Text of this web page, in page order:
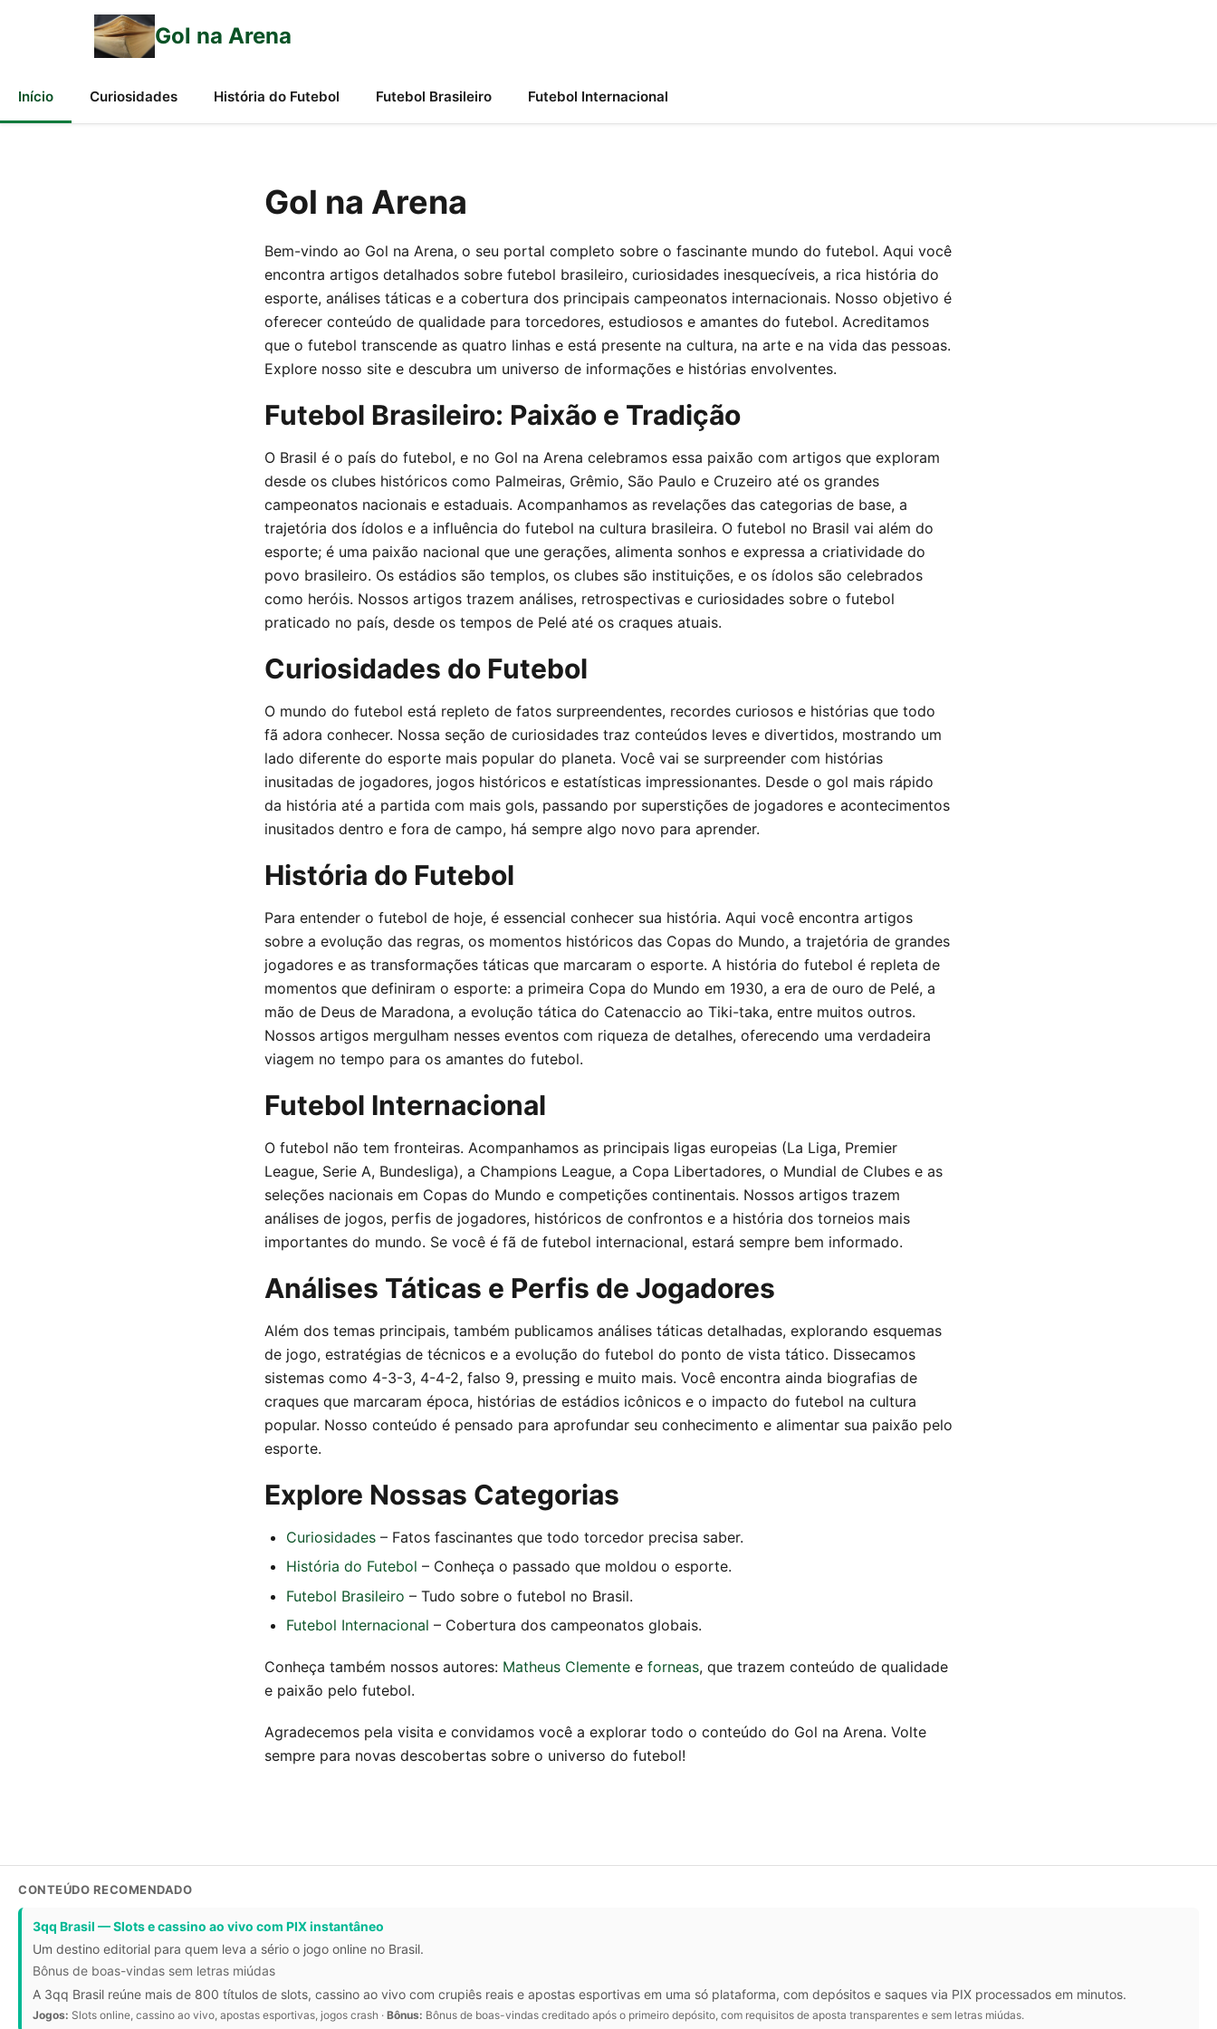
Gol na Arena
Início Curiosidades História do Futebol Futebol Brasileiro Futebol Internacional
Gol na Arena
Bem-vindo ao Gol na Arena, o seu portal completo sobre o fascinante mundo do futebol. Aqui você
encontra artigos detalhados sobre futebol brasileiro, curiosidades inesquecíveis, a rica história do
esporte, análises táticas e a cobertura dos principais campeonatos internacionais. Nosso objetivo é
oferecer conteúdo de qualidade para torcedores, estudiosos e amantes do futebol. Acreditamos
que o futebol transcende as quatro linhas e está presente na cultura, na arte e na vida das pessoas.
Explore nosso site e descubra um universo de informações e histórias envolventes.
Futebol Brasileiro: Paixão e Tradição
O Brasil é o país do futebol, e no Gol na Arena celebramos essa paixão com artigos que exploram
desde os clubes históricos como Palmeiras, Grêmio, São Paulo e Cruzeiro até os grandes
campeonatos nacionais e estaduais. Acompanhamos as revelações das categorias de base, a
trajetória dos ídolos e a influência do futebol na cultura brasileira. O futebol no Brasil vai além do
esporte; é uma paixão nacional que une gerações, alimenta sonhos e expressa a criatividade do
povo brasileiro. Os estádios são templos, os clubes são instituições, e os ídolos são celebrados
como heróis. Nossos artigos trazem análises, retrospectivas e curiosidades sobre o futebol
praticado no país, desde os tempos de Pelé até os craques atuais.
Curiosidades do Futebol
O mundo do futebol está repleto de fatos surpreendentes, recordes curiosos e histórias que todo
fã adora conhecer. Nossa seção de curiosidades traz conteúdos leves e divertidos, mostrando um
lado diferente do esporte mais popular do planeta. Você vai se surpreender com histórias
inusitadas de jogadores, jogos históricos e estatísticas impressionantes. Desde o gol mais rápido
da história até a partida com mais gols, passando por superstições de jogadores e acontecimentos
inusitados dentro e fora de campo, há sempre algo novo para aprender.
História do Futebol
Para entender o futebol de hoje, é essencial conhecer sua história. Aqui você encontra artigos
sobre a evolução das regras, os momentos históricos das Copas do Mundo, a trajetória de grandes
jogadores e as transformações táticas que marcaram o esporte. A história do futebol é repleta de
momentos que definiram o esporte: a primeira Copa do Mundo em 1930, a era de ouro de Pelé, a
mão de Deus de Maradona, a evolução tática do Catenaccio ao Tiki-taka, entre muitos outros.
Nossos artigos mergulham nesses eventos com riqueza de detalhes, oferecendo uma verdadeira
viagem no tempo para os amantes do futebol.
Futebol Internacional
O futebol não tem fronteiras. Acompanhamos as principais ligas europeias (La Liga, Premier
League, Serie A, Bundesliga), a Champions League, a Copa Libertadores, o Mundial de Clubes e as
seleções nacionais em Copas do Mundo e competições continentais. Nossos artigos trazem
análises de jogos, perfis de jogadores, históricos de confrontos e a história dos torneios mais
importantes do mundo. Se você é fã de futebol internacional, estará sempre bem informado.
Análises Táticas e Perfis de Jogadores
Além dos temas principais, também publicamos análises táticas detalhadas, explorando esquemas
de jogo, estratégias de técnicos e a evolução do futebol do ponto de vista tático. Dissecamos
sistemas como 4-3-3, 4-4-2, falso 9, pressing e muito mais. Você encontra ainda biografias de
craques que marcaram época, histórias de estádios icônicos e o impacto do futebol na cultura
popular. Nosso conteúdo é pensado para aprofundar seu conhecimento e alimentar sua paixão pelo
esporte.
Explore Nossas Categorias
Curiosidades – Fatos fascinantes que todo torcedor precisa saber.
História do Futebol – Conheça o passado que moldou o esporte.
Futebol Brasileiro – Tudo sobre o futebol no Brasil.
Futebol Internacional – Cobertura dos campeonatos globais.
Conheça também nossos autores: Matheus Clemente e forneas, que trazem conteúdo de qualidade
e paixão pelo futebol.
Agradecemos pela visita e convidamos você a explorar todo o conteúdo do Gol na Arena. Volte
sempre para novas descobertas sobre o universo do futebol!
CONTEÚDO RECOMENDADO
3qq Brasil — Slots e cassino ao vivo com PIX instantâneo
Um destino editorial para quem leva a sério o jogo online no Brasil.
Bônus de boas-vindas sem letras miúdas
A 3qq Brasil reúne mais de 800 títulos de slots, cassino ao vivo com crupiês reais e apostas esportivas em uma só plataforma, com depósitos e saques via PIX processados em minutos.
Jogos: Slots online, cassino ao vivo, apostas esportivas, jogos crash · Bônus: Bônus de boas-vindas creditado após o primeiro depósito, com requisitos de aposta transparentes e sem letras miúdas.